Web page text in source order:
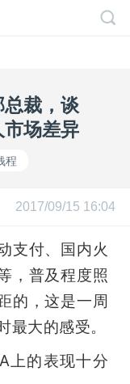
裁，谈
场差异
程
2017/09/15 16:04
支付、国内火
，普及程度照
的，这是一周
大的感受。
上的表现十分